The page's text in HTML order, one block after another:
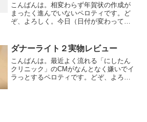
こんばんは。相変わらず年賀状の作成が
まったく進んでいないペロティです。ど
ぞ、よろしく。今日（日付が変わって昨
めでした。そして明日から怒涛の9連休！
これは、どこかキャンプ...
ダナーライト２実物レビュー
こんばんは。最近よく流れる「にしたん
クリニック」のCMがなんとなく嫌いでイ
ラっとするペロティです。どぞ、よろし